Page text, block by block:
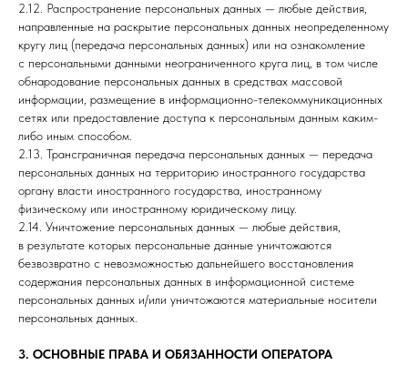
2.12. Распространение персональных данных — любые действия,
направленные на раскрытие персональных данных неопределенному
кругу лиц (передача персональных данных) или на ознакомление
с персональными данными неограниченного круга лиц, в том числе
обнародование персональных данных в средствах массовой
информации, размещение в информационно-телекоммуникационных
сетях или предоставление доступа к персональным данным каким-
либо иным способом.
2.13. Трансграничная передача персональных данных — передача
персональных данных на территорию иностранного государства
органу власти иностранного государства, иностранному
физическому или иностранному юридическому лицу.
2.14. Уничтожение персональных данных — любые действия,
в результате которых персональные данные уничтожаются
безвозвратно с невозможностью дальнейшего восстановления
содержания персональных данных в информационной системе
персональных данных и/или уничтожаются материальные носители
персональных данных.
3. ОСНОВНЫЕ ПРАВА И ОБЯЗАННОСТИ ОПЕРАТОРА